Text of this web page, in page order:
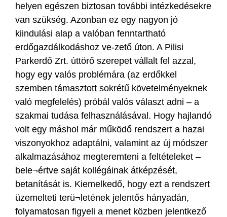
helyen egészen biztosan további intézkedésekre
van szükség. Azonban ez egy nagyon jó
kiindulási alap a valóban fenntartható
erdőgazdálkodáshoz ve-zető úton. A Pilisi
Parkerdő Zrt. úttörő szerepet vállalt fel azzal,
hogy egy valós problémára (az erdőkkel
szemben támasztott sokrétű követelményeknek
való megfelelés) próbál valós választ adni – a
szakmai tudása felhasználásával. Hogy hajlandó
volt egy máshol már működő rendszert a hazai
viszonyokhoz adaptálni, valamint az új módszer
alkalmazásához megteremteni a feltételeket –
bele¬értve saját kollégáinak átképzését,
betanítását is. Kiemelkedő, hogy ezt a rendszert
üzemelteti terü¬letének jelentős hányadán,
folyamatosan figyeli a menet közben jelentkező